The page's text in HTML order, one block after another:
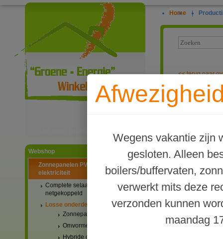
Webshop
Zonnepanelen PV-systemen
elektriciteit
Complete setaanbiedingen
netgekoppeld
Losse onderdelen
Zonnepanelen
Omvormers netgekoppeld
Hybride omvormers 1 fase
Home |
Wegens vakantie zijn
gesloten. Alleen
boilers/buffervaten,
verwerkt mits deze
verzonden kunnen
maandag
<<terug naar
ABB ZV16